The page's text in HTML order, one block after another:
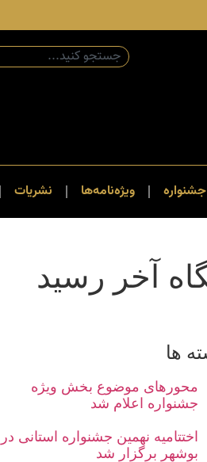
ویژه‌نامه‌ها نشریات
آخر رسید
ها
محورهای موضوع بخش ویژه
جشنواره اعلام شد
اختتامیه نهمین جشنواره استانی در
بوشهر برگزار شد